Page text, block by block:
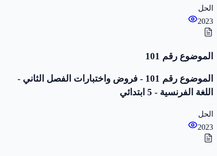
الحل
2023
الموضوع رقم 101
الموضوع رقم 101 - فروض واختبارات الفصل الثاني -
اللغة الفرنسية - 5 ابتدائي
الحل
2023